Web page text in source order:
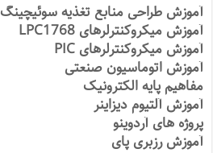
آموزش طراحی منابع تغذیه سوئیچینگ
آموزش میکروکنترلرهای LPC1768
آموزش میکروکنترلرهای PIC
آموزش اتوماسیون صنعتی
مفاهیم پایه الکترونیک
آموزش آلتیوم دیزاینر
پروژه های آردوینو
آموزش رزبری پای